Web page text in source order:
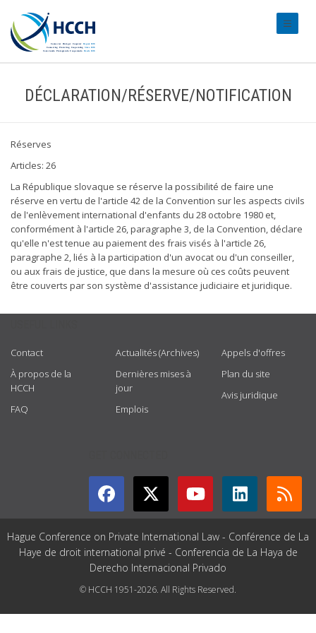
DÉCLARATION/RÉSERVE/NOTIFICATION
Réserves
Articles: 26
La République slovaque se réserve la possibilité de faire une
réserve en vertu de l'article 42 de la Convention sur les aspects civils
de l'enlèvement international d'enfants du 28 octobre 1980 et,
conformément à l'article 26, paragraphe 3, de la Convention, déclare
qu'elle n'est tenue au paiement des frais visés à l'article 26,
paragraphe 2, liés à la participation d'un avocat ou d'un conseiller,
ou aux frais de justice, que dans la mesure où ces coûts peuvent
être couverts par son système d'assistance judiciaire et juridique.
Contact
À propos de la
HCCH
FAQ
Actualités (Archives)
Dernières mises à
jour
Emplois
Appels d'offres
Plan du site
Avis juridique
Hague Conference on Private International Law - Conférence de La
Haye de droit international privé - Conferencia de La Haya de
Derecho Internacional Privado
© HCCH 1951-2026. All Rights Reserved.